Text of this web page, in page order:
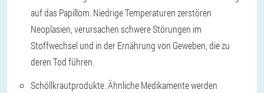
auf das Papillom. Niedrige Temperaturen zerstören
Neoplasien, verursachen schwere Störungen im
Stoffwechsel und in der Ernährung von Geweben, die zu
deren Tod führen.
Schöllkrautprodukte. Ähnliche Medikamente werden